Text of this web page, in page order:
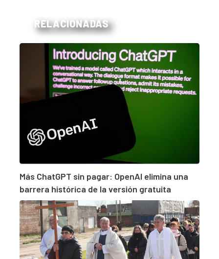
RELACIONADAS
Más ChatGPT sin pagar: OpenAI elimina una
barrera histórica de la versión gratuita